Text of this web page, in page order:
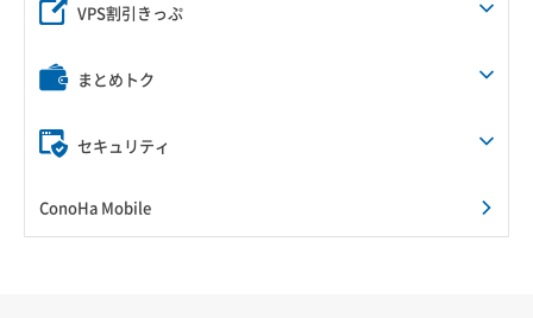
VPS割引きっぷ
まとめトク
セキュリティ
ConoHa Mobile